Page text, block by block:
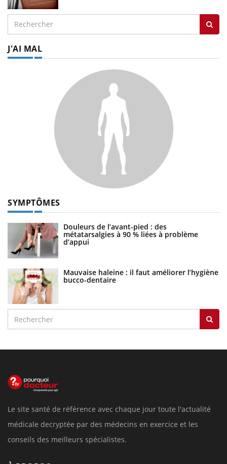
J'AI MAL
SYMPTÔMES
Douleurs de l’avant-pied : des
métatarsalgies à 90 % liées à problème
d’appui
Mauvaise haleine : il faut améliorer l’hygiène
bucco-dentaire
Le site santé de référence avec chaque jour toute l'actualité
médicale decryptée par des médecins en exercice et les
conseils des meilleurs spécialistes.